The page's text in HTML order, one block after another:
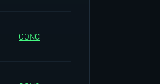
CONC